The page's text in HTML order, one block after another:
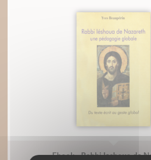
Ebook : Rabbi Ieshoua de